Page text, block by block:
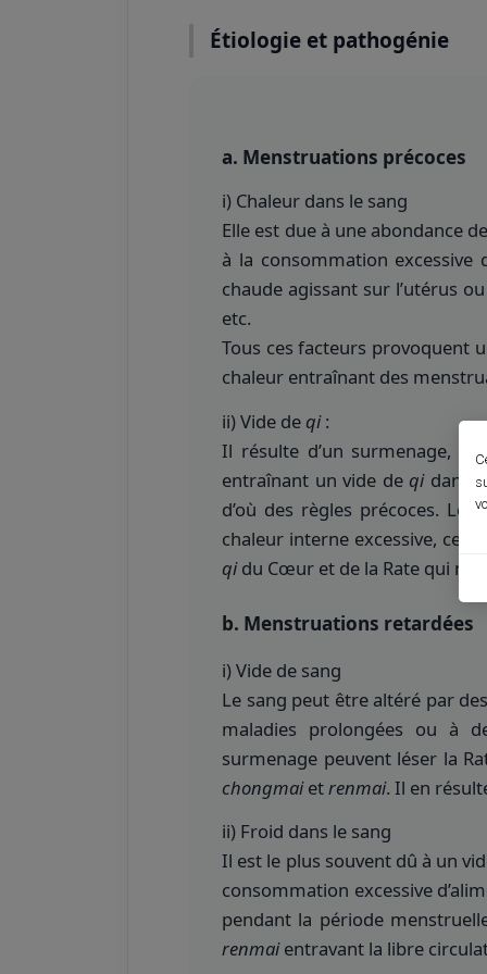
Étiologie et pathogénie
a. Menstruations précoces
i) Chaleur dans le sang
Elle est due à une abondance
à la consommation excessive
chaude agissant sur l’utérus
etc.
Tous ces facteurs provoquent
chaleur entraînant des
ii) Vide de qi:
Il résulte d’un surmenage,
entraînant un vide de qidans
d’où des règles précoces.
chaleur interne excessive,
qidu Cœur et de la Rate qui ne
b. Menstruations retardées
i) Vide de sang
Le sang peut être altéré par
maladies prolongées ou à
surmenage peuvent léser la
chongmaietrenmai. Il en
ii) Froid dans le sang
Il est le plus souvent dû à un
consommation excessive
pendant la période
renmaientravant la libre